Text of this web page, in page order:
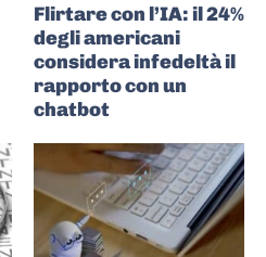
Flirtare con l’IA: il 24%
degli americani
considera infedeltà il
rapporto con un
chatbot